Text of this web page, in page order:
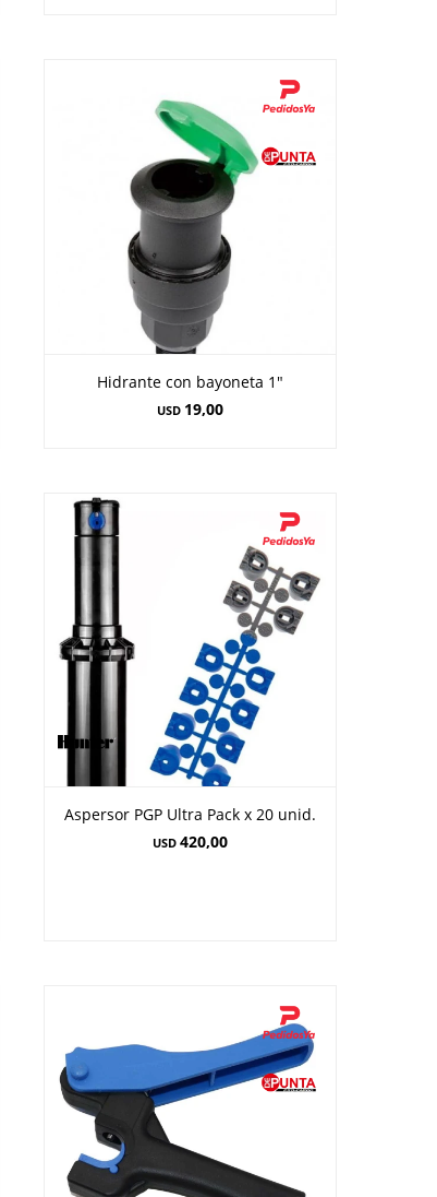
Hidrante con bayoneta 1"
USD 19,00
Aspersor PGP Ultra Pack x 20 unid.
USD 420,00